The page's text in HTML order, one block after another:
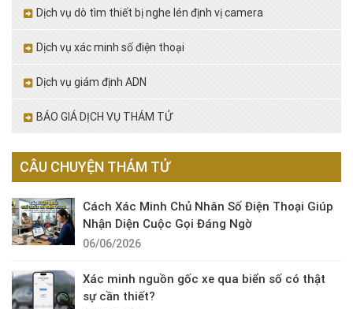
Dịch vụ dò tìm thiết bị nghe lén định vị camera
Dịch vụ xác minh số điện thoại
Dịch vụ giám định ADN
BÁO GIÁ DỊCH VỤ THÁM TỬ
CÂU CHUYỆN THÁM TỬ
Cách Xác Minh Chủ Nhân Số Điện Thoại Giúp
Nhận Diện Cuộc Gọi Đáng Ngờ
06/06/2026
Xác minh nguồn gốc xe qua biển số có thật
sự cần thiết?